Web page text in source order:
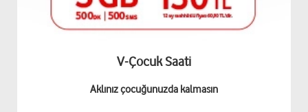
V-Çocuk Saati
Aklınız çocuğunuzda kalmasın